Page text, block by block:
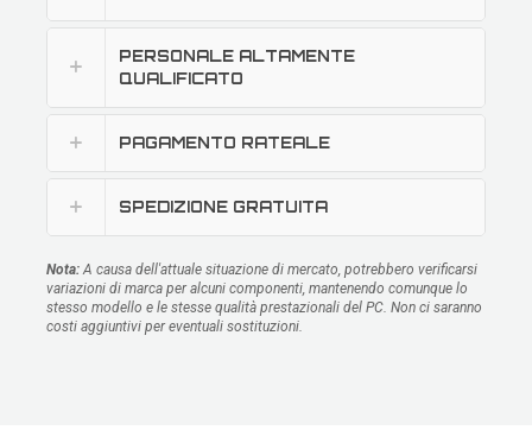
PERSONALE ALTAMENTE
QUALIFICATO
PAGAMENTO RATEALE
SPEDIZIONE GRATUITA
Nota: A causa dell'attuale situazione di mercato, potrebbero verificarsi
variazioni di marca per alcuni componenti, mantenendo comunque lo
stesso modello e le stesse qualità prestazionali del PC. Non ci saranno
costi aggiuntivi per eventuali sostituzioni.